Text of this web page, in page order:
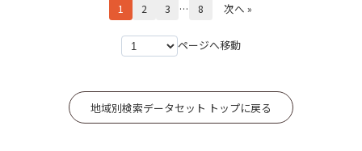
1 2 3 … 8 次へ »
ページへ移動
地域別検索データセット トップに戻る